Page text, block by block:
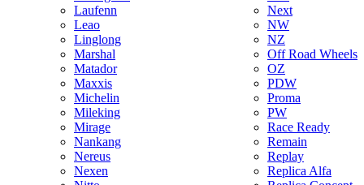
Laufenn
Leao
Linglong
Marshal
Matador
Maxxis
Michelin
Mileking
Mirage
Nankang
Nereus
Nexen
Next
NW
NZ
Off Road Wheels
OZ
PDW
Proma
PW
Race Ready
Remain
Replay
Replica Alfa